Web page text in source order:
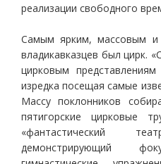
реализации свободного
Самым ярким, массовым и
владикавказцев был цирк.
цирковым
изредка посещая самые
Массу поклонников
пятигорские цирковые
«фантастический
демонстрирующий